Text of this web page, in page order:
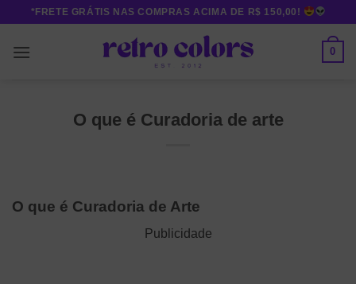
content
*FRETE GRÁTIS NAS COMPRAS ACIMA DE R$ 150,00!
0
O que é Curadoria de arte
O que é Curadoria de Arte
Publicidade